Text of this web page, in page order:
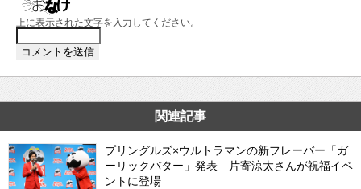
上に表示された文字を入力してください。
関連記事
プリングルズ×ウルトラマンの新フレーバー「ガ
ーリックバター」発表 片寄涼太さんが祝福イベ
ントに登場